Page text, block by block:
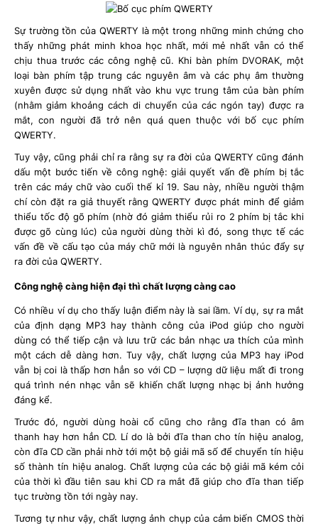
Sự trường tồn của QWERTY là một trong những minh chứng cho
thấy những phát minh khoa học nhất, mới mẻ nhất vẫn có thể
chịu thua trước các công nghệ cũ. Khi bàn phím DVORAK, một
loại bàn phím tập trung các nguyên âm và các phụ âm thường
xuyên được sử dụng nhất vào khu vực trung tâm của bàn phím
(nhằm giảm khoảng cách di chuyển của các ngón tay) được ra
mắt, con người đã trở nên quá quen thuộc với bố cục phím
QWERTY.
Tuy vậy, cũng phải chỉ ra rằng sự ra đời của QWERTY cũng đánh
dấu một bước tiến về công nghệ: giải quyết vấn đề phím bị tắc
trên các máy chữ vào cuối thế kỉ 19. Sau này, nhiều người thậm
chí còn đặt ra giả thuyết rằng QWERTY được phát minh để giảm
thiểu tốc độ gõ phím (nhờ đó giảm thiểu rủi ro 2 phím bị tắc khi
được gõ cùng lúc) của người dùng thời kì đó, song thực tế các
vấn đề về cấu tạo của máy chữ mới là nguyên nhân thúc đẩy sự
ra đời của QWERTY.
Công nghệ càng hiện đại thì chất lượng càng cao
Có nhiều ví dụ cho thấy luận điểm này là sai lầm. Ví dụ, sự ra mắt
của định dạng MP3 hay thành công của iPod giúp cho người
dùng có thể tiếp cận và lưu trữ các bản nhạc ưa thích của mình
một cách dễ dàng hơn. Tuy vậy, chất lượng của MP3 hay iPod
vẫn bị coi là thấp hơn hẳn so với CD – lượng dữ liệu mất đi trong
quá trình nén nhạc vẫn sẽ khiến chất lượng nhạc bị ảnh hưởng
đáng kể.
Trước đó, người dùng hoài cổ cũng cho rằng đĩa than có âm
thanh hay hơn hẳn CD. Lí do là bởi đĩa than cho tín hiệu analog,
còn đĩa CD cần phải nhờ tới một bộ giải mã số để chuyển tín hiệu
số thành tín hiệu analog. Chất lượng của các bộ giải mã kém cỏi
của thời kì đầu tiên sau khi CD ra mắt đã giúp cho đĩa than tiếp
tục trường tồn tới ngày nay.
Tương tự như vậy, chất lượng ảnh chụp của cảm biến CMOS thời